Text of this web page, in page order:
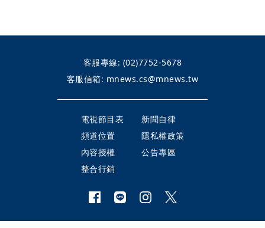
客服專線: (02)7752-5678
客服信箱: mnews.cs@mnews.tw
電視節目表
新聞自律
頻道位置
隱私權政策
內容授權
公告專區
整合行銷